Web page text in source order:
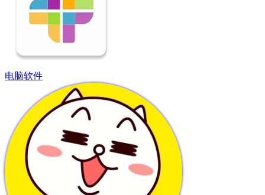
电脑软件